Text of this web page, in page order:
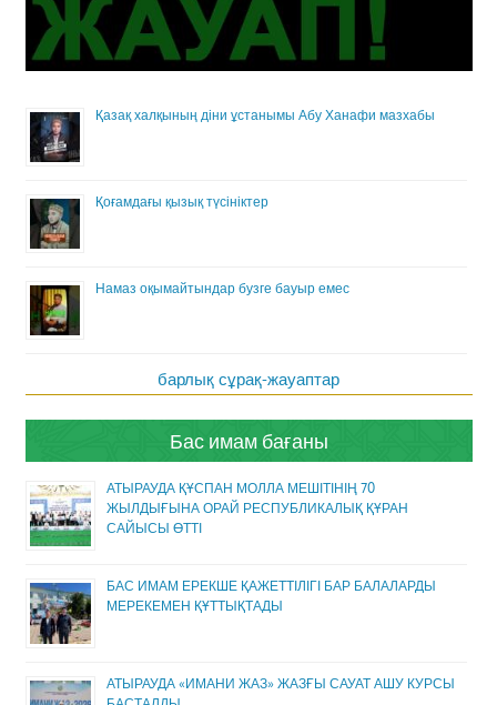
Қазақ халқының діни ұстанымы Абу Ханафи мазхабы
Қоғамдағы қызық түсініктер
Намаз оқымайтындар бузге бауыр емес
барлық сұрақ-жауаптар
Бас имам бағаны
АТЫРАУДА ҚҰСПАН МОЛЛА МЕШІТІНІҢ 70
ЖЫЛДЫҒЫНА ОРАЙ РЕСПУБЛИКАЛЫҚ ҚҰРАН
САЙЫСЫ ӨТТІ
БАС ИМАМ ЕРЕКШЕ ҚАЖЕТТІЛІГІ БАР БАЛАЛАРДЫ
МЕРЕКЕМЕН ҚҰТТЫҚТАДЫ
АТЫРАУДА «ИМАНИ ЖАЗ» ЖАЗҒЫ САУАТ АШУ КУРСЫ